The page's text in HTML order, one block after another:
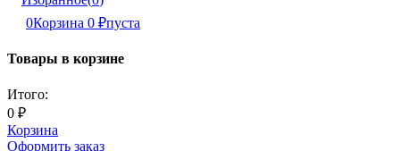
0Корзина 0 ₽пуста
Товары в корзине
Итого:
0 ₽
Корзина
Оформить заказ